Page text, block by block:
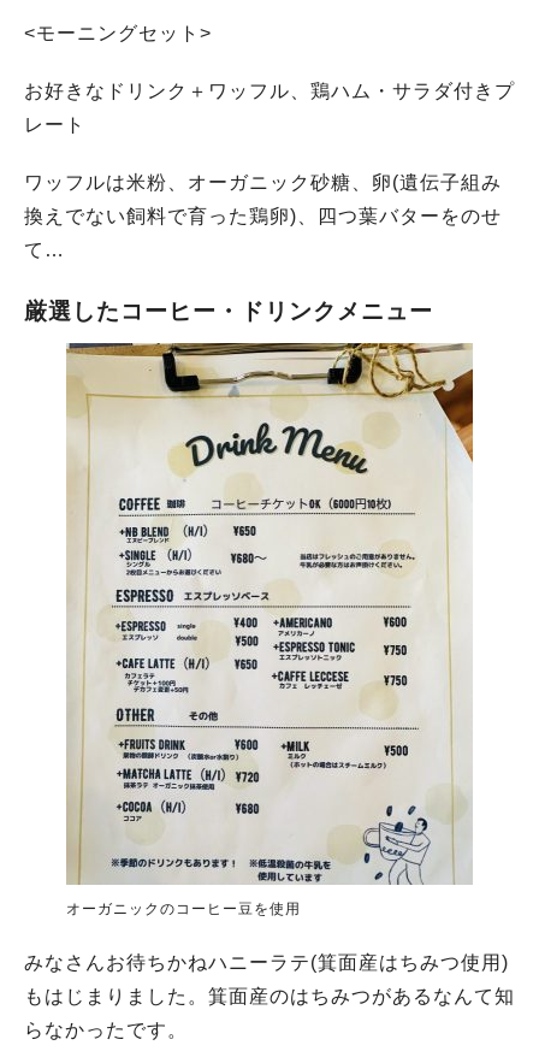
<モーニングセット>
お好きなドリンク＋ワッフル、鶏ハム・サラダ付きプ
レート
ワッフルは米粉、オーガニック砂糖、卵(遺伝子組み
換えでない飼料で育った鶏卵)、四つ葉バターをのせ
て…
厳選したコーヒー・ドリンクメニュー
オーガニックのコーヒー豆を使用
みなさんお待ちかねハニーラテ(箕面産はちみつ使用)
もはじまりました。箕面産のはちみつがあるなんて知
らなかったです。